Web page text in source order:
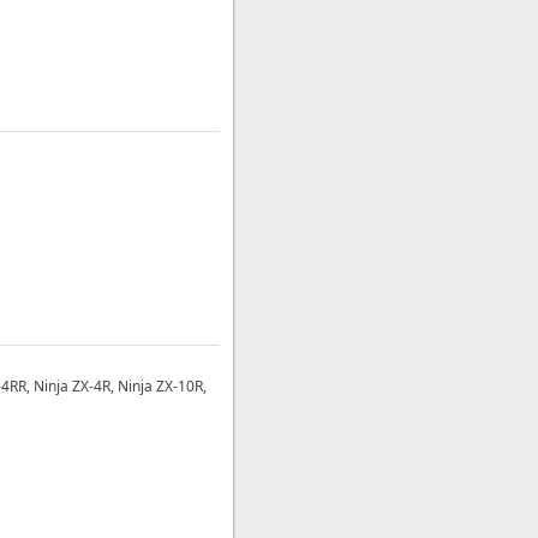
Ninja ZX-4R, Ninja ZX-10R,